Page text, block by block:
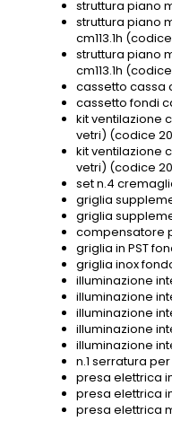
struttura piano
struttura piano
cm113.1h
struttura piano
cm113.1h
cassetto cassa
cassetto fondi
kit ventilazione
vetri) (codice
kit ventilazione
vetri) (codice
set n.4
griglia
griglia
compensatore
griglia in PST
griglia inox
illuminazione
illuminazione
illuminazione
illuminazione
illuminazione
n.1 serratura
presa elettrica
presa elettrica
presa elettrica